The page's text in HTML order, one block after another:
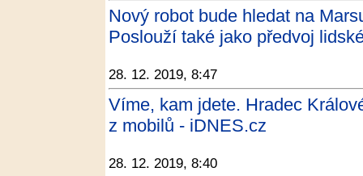
Nový robot bude hledat na
Poslouží také jako předvoj
28. 12. 2019, 8:47
Víme, kam jdete. Hradec
z mobilů - iDNES.cz
28. 12. 2019, 8:40